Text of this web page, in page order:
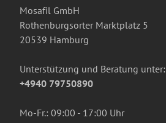
Mosafil GmbH
Rothenburgsorter Marktplatz 5
20539 Hamburg
Unterstützung und Beratung unter:
+4940 79750890
Mo-Fr.: 09:00 - 17:00 Uhr